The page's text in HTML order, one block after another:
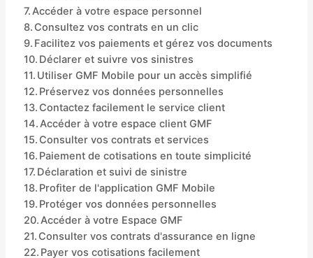
Accéder à votre espace personnel
Consultez vos contrats en un clic
Facilitez vos paiements et gérez vos documents
Déclarer et suivre vos sinistres
Utiliser GMF Mobile pour un accès simplifié
Préservez vos données personnelles
Contactez facilement le service client
Accéder à votre espace client GMF
Consulter vos contrats et services
Paiement de cotisations en toute simplicité
Déclaration et suivi de sinistre
Profiter de l'application GMF Mobile
Protéger vos données personnelles
Accéder à votre Espace GMF
Consulter vos contrats d'assurance en ligne
Payer vos cotisations facilement